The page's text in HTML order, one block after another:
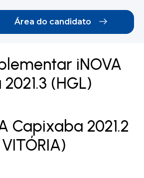
Área do candidato
iNOVA
(HGL)
Capixaba 2021.2